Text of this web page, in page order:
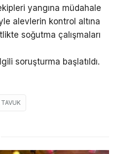
yangına müdahale
alevlerin kontrol altına
soğutma çalışmaları
soruşturma başlatıldı.
TAVUK